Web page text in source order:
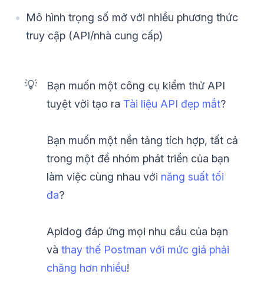
Mô hình trọng số mở với nhiều phương thức
truy cập (API/nhà cung cấp)
💡
Bạn muốn một công cụ kiểm thử API
tuyệt vời tạo ra Tài liệu API đẹp mắt?
Bạn muốn một nền tảng tích hợp, tất cả
trong một để nhóm phát triển của bạn
làm việc cùng nhau với năng suất tối
đa?
Apidog đáp ứng mọi nhu cầu của bạn
vàthay thế Postman với mức giá phải
chăng hơn nhiều!